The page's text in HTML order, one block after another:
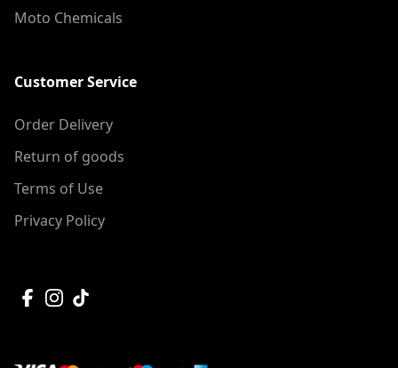
Moto Chemicals
Customer Service
Order Delivery
Return of goods
Terms of Use
Privacy Policy